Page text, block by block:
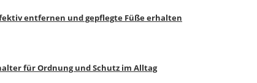
entfernen und gepflegte Füße erhalten
für Ordnung und Schutz im Alltag